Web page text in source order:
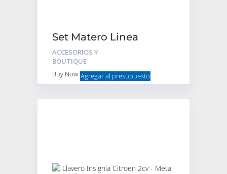
Set Matero Linea
Evolucion Renault4 R4
ACCESORIOS Y
BOUTIQUE
Buy Now Agregar al presupuesto